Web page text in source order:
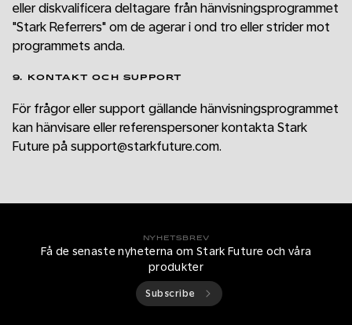
eller diskvalificera deltagare från hänvisningsprogrammet
"Stark Referrers" om de agerar i ond tro eller strider mot
programmets anda.
9. KONTAKT OCH SUPPORT
För frågor eller support gällande hänvisningsprogrammet
kan hänvisare eller referenspersoner kontakta Stark
Future på support@starkfuture.com.
NYHETSBREV
Få de senaste nyheterna om Stark Future och våra
produkter
Subscribe